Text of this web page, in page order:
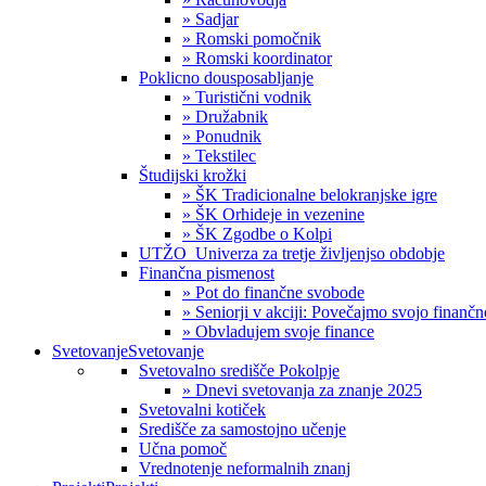
» Sadjar
» Romski pomočnik
» Romski koordinator
Poklicno dousposabljanje
» Turistični vodnik
» Družabnik
» Ponudnik
» Tekstilec
Študijski krožki
» ŠK Tradicionalne belokranjske igre
» ŠK Orhideje in vezenine
» ŠK Zgodbe o Kolpi
UTŽO_Univerza za tretje življenjso obdobje
Finančna pismenost
» Pot do finančne svobode
» Seniorji v akciji: Povečajmo svojo
» Obvladujem svoje finance
SvetovanjeSvetovanje
Svetovalno središče Pokolpje
» Dnevi svetovanja za znanje 2025
Svetovalni kotiček
Središče za samostojno učenje
Učna pomoč
Vrednotenje neformalnih znanj